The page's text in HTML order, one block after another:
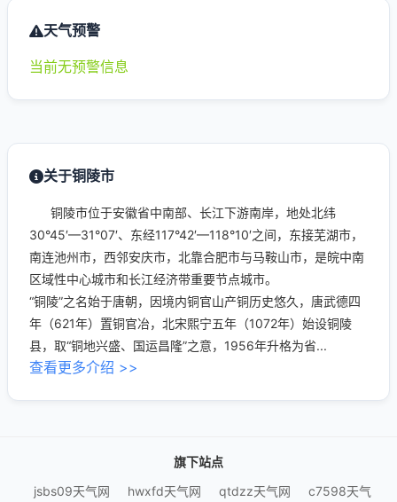
天气预警
当前无预警信息
关于铜陵市
铜陵市位于安徽省中南部、长江下游南岸，地处北纬
30°45′—31°07′、东经117°42′—118°10′之间，东接芜湖市，
南连池州市，西邻安庆市，北靠合肥市与马鞍山市，是皖中南
区域性中心城市和长江经济带重要节点城市。
“铜陵”之名始于唐朝，因境内铜官山产铜历史悠久，唐武德四
年（621年）置铜官冶，北宋熙宁五年（1072年）始设铜陵
县，取“铜地兴盛、国运昌隆”之意，1956年升格为省...
查看更多介绍 >>
旗下站点
jsbs09天气网
hwxfd天气网 qtdzz天气网 c7598天气